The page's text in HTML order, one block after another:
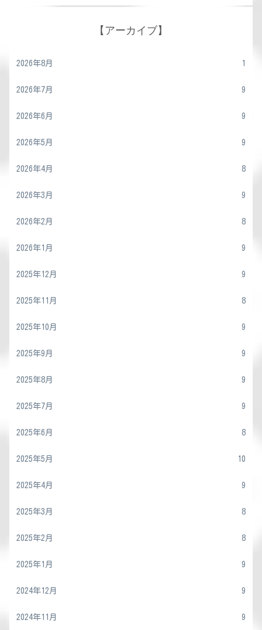
【アーカイブ】
2026年8月 1
2026年7月 9
2026年6月 9
2026年5月 9
2026年4月 8
2026年3月 9
2026年2月 8
2026年1月 9
2025年12月 9
2025年11月 8
2025年10月 9
2025年9月 9
2025年8月 9
2025年7月 9
2025年6月 8
2025年5月 10
2025年4月 9
2025年3月 8
2025年2月 8
2025年1月 9
2024年12月 9
2024年11月 9